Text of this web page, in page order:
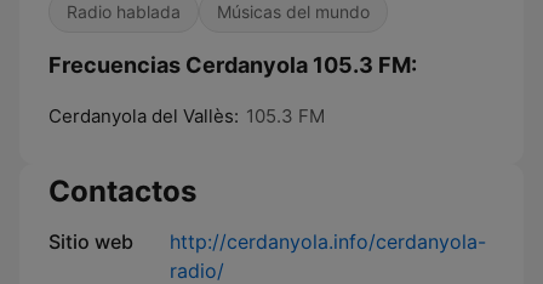
Radio hablada Músicas del mundo
Frecuencias Cerdanyola 105.3 FM:
Cerdanyola del Vallès: 105.3 FM
Contactos
Sitio web
http://cerdanyola.info/cerdanyola-
radio/